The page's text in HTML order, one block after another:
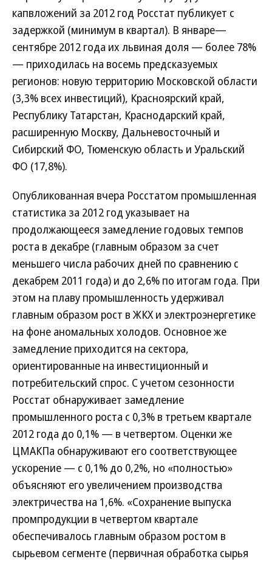
капвложений за 2012 год Росстат публикует с
задержкой (минимум в квартал). В январе—
сентябре 2012 года их львиная доля — более 78%
— приходилась на восемь предсказуемых
регионов: новую территорию Московской области
(3,3% всех инвестиций), Красноярский край,
Республику Татарстан, Краснодарский край,
расширенную Москву, Дальневосточный и
Сибирский ФО, Тюменскую область и Уральский
ФО (17,8%).
Опубликованная вчера Росстатом промышленная
статистика за 2012 год указывает на
продолжающееся замедление годовых темпов
роста в декабре (главным образом за счет
меньшего числа рабочих дней по сравнению с
декабрем 2011 года) и до 2,6% по итогам года. При
этом на плаву промышленность удерживал
главным образом рост в ЖКХ и электроэнергетике
на фоне аномальных холодов. Основное же
замедление приходится на сектора,
ориентированные на инвестиционный и
потребительский спрос. С учетом сезонности
Росстат обнаруживает замедление
промышленного роста с 0,3% в третьем квартале
2012 года до 0,1% — в четвертом. Оценки же
ЦМАКПа обнаруживают его соответствующее
ускорение — с 0,1% до 0,2%, но «полностью»
объясняют его увеличением производства
электричества на 1,6%. «Сохранение выпуска
промпродукции в четвертом квартале
обеспечивалось главным образом ростом в
сырьевом сегменте (первичная обработка сырья